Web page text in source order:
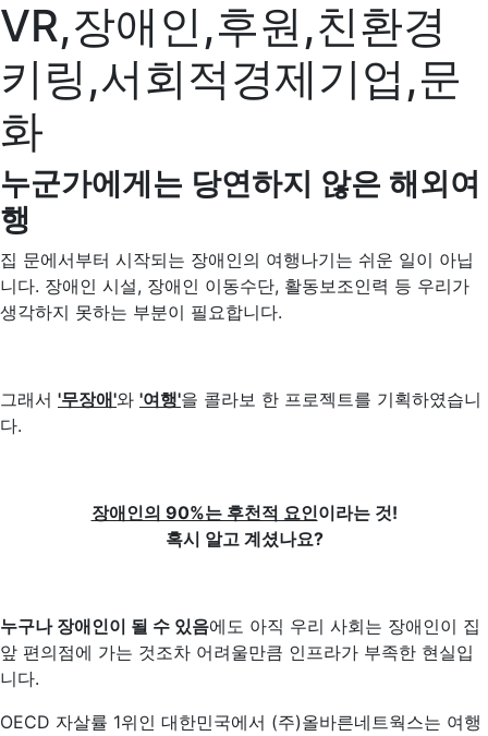
VR,장애인,후원,친환경
키링,서회적경제기업,문
화
누군가에게는 당연하지 않은 해외여
행
집 문에서부터 시작되는 장애인의 여행나기는 쉬운 일이 아닙
니다. 장애인 시설, 장애인 이동수단, 활동보조인력 등 우리가
생각하지 못하는 부분이 필요합니다.
그래서 '무장애'와 '여행'을 콜라보 한 프로젝트를 기획하였습니
다.
장애인의 90%는 후천적 요인이라는 것!
혹시 알고 계셨나요?
누구나 장애인이 될 수 있음에도 아직 우리 사회는 장애인이 집
앞 편의점에 가는 것조차 어려울만큼 인프라가 부족한 현실입
니다.
OECD 자살률 1위인 대한민국에서 (주)올바른네트웍스는 여행